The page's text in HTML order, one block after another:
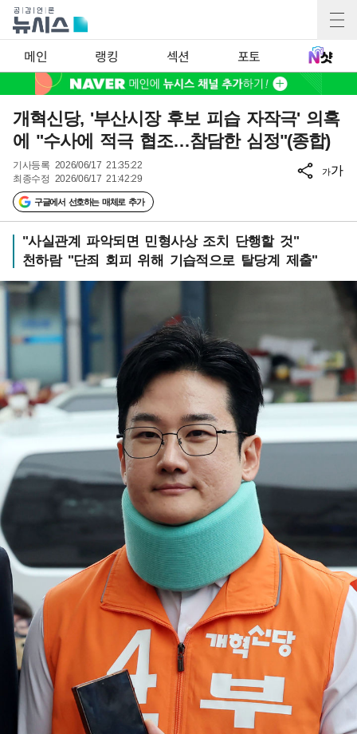
메인 랭킹 섹션 포토
개혁신당, '부산시장 후보 피습 자작극' 의혹
에 "수사에 적극 협조…참담한 심정"(종합)
기사등록 2026/06/17 21:35:22
최종수정 2026/06/17 21:42:29
구글에서 선호하는 매체로 추가
가가
"사실관계 파악되면 민형사상 조치 단행할 것"
천하람 "단죄 회피 위해 기습적으로 탈당계 제출"